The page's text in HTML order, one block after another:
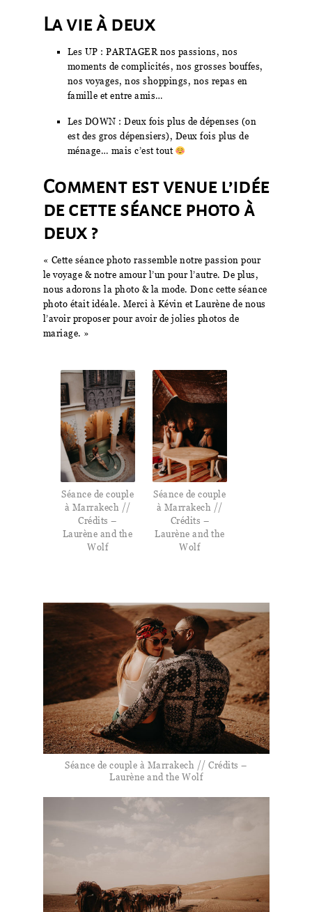
La vie à deux
Les UP : PARTAGER nos passions, nos
moments de complicités, nos grosses bouffes,
nos voyages, nos shoppings, nos repas en
famille et entre amis…
Les DOWN : Deux fois plus de dépenses (on
est des gros dépensiers), Deux fois plus de
ménage… mais c’est tout
Comment est venue l’idée
de cette séance photo à
deux ?
« Cette séance photo rassemble notre passion pour
le voyage & notre amour l’un pour l’autre. De plus,
nous adorons la photo & la mode. Donc cette séance
photo était idéale. Merci à Kévin et Laurène de nous
l’avoir proposer pour avoir de jolies photos de
mariage. »
Séance de couple
à Marrakech //
Crédits –
Laurène and the
Wolf
Séance de couple
à Marrakech //
Crédits –
Laurène and the
Wolf
Séance de couple à Marrakech // Crédits –
Laurène and the Wolf